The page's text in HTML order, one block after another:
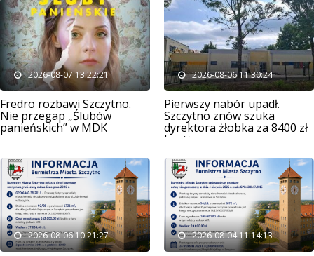
2026-08-07 13:22:21
Fredro rozbawi Szczytno.
Nie przegap „Ślubów
panieńskich” w MDK
2026-08-06 11:30:24
Pierwszy nabór upadł.
Szczytno znów szuka
dyrektora żłobka za 8400 zł
brutto
2026-08-06 10:21:27 2026-08-04 11:14:13